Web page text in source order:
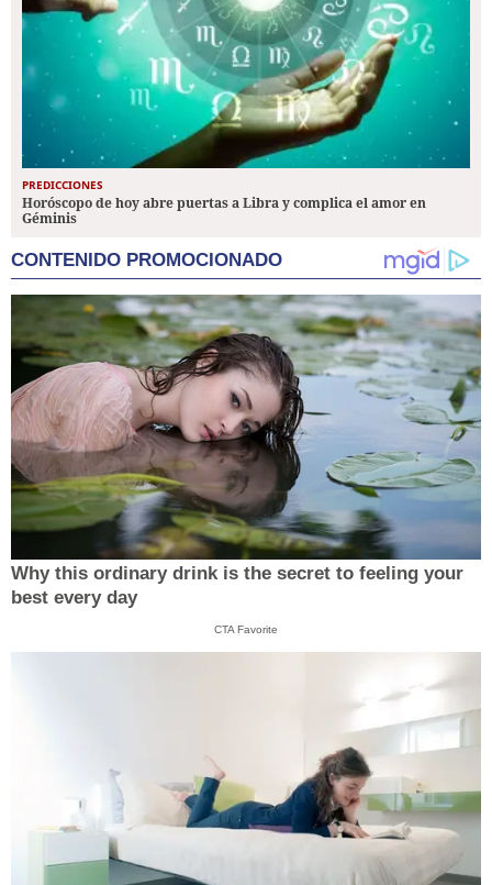
PREDICCIONES
Horóscopo de hoy abre puertas a Libra y complica el amor en
Géminis
CONTENIDO PROMOCIONADO
Why this ordinary drink is the secret to feeling your
best every day
CTA Favorite